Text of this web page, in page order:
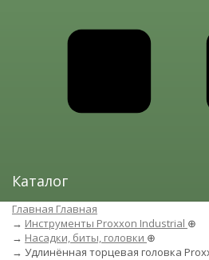
Каталог
Главная Главная
→ Инструменты Proxxon Industrial ⊕
→ Насадки, биты, головки ⊕
→ Удлинённая торцевая головка